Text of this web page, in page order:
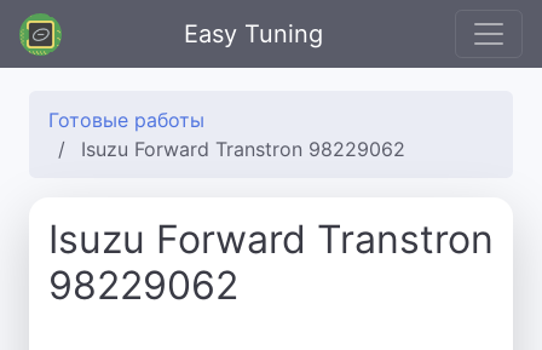
Easy Tuning
Готовые работы
Isuzu Forward Transtron 98229062
Isuzu Forward Transtron
98229062